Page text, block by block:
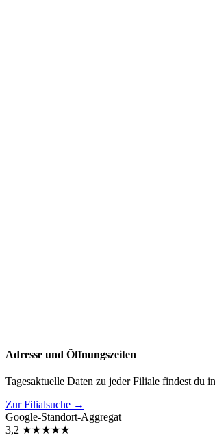
Adresse und Öffnungszeiten
Tagesaktuelle Daten zu jeder Filiale findest du
Zur Filialsuche →
Google-Standort-Aggregat
3,2 ★★★★★